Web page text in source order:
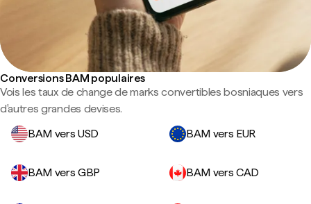
Conversions BAM populaires
Vois les taux de change de marks convertibles bosniaques vers
d'autres grandes devises.
BAM vers USD
BAM vers EUR
BAM vers GBP BAM vers CAD